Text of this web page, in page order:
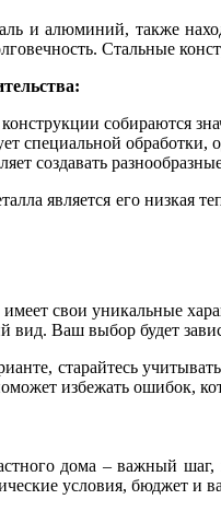
и алюминий, также
Стальные
собираются
специальной
создавать
является его
свои уникальные
Ваш выбор будет
старайтесь
избежать ошибок,
дома – важный
условия, бюджет и